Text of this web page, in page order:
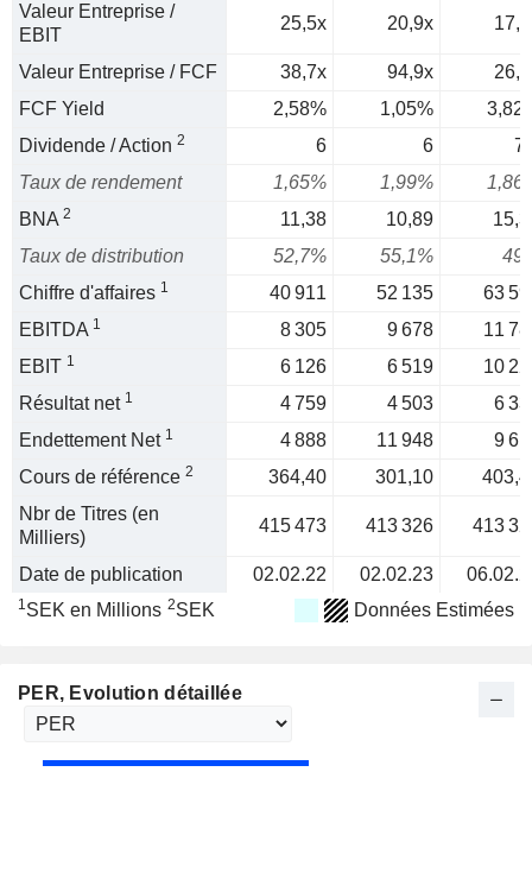
Valeur Entreprise /
EBIT
25,5x 20,9x
Valeur Entreprise / FCF 38,7x 94,9x
FCF Yield
2,58% 1,05%
Dividende / Action 2 6 6
Taux de rendement
1,65% 1,99%
BNA 2 11,38 10,89
Taux de distribution
52,7% 55,1%
Chiffre d'affaires 1 40 911 52 135
63
EBITDA 1 8 305 9 678
11
EBIT 1 6 126 6 519
10
Résultat net 1 4 759 4 503
6
Endettement Net 1 4 888 11 948
9
Cours de référence 2 364,40 301,10
Nbr de Titres (en
Milliers)
415 473 413 326 413
Date de publication 02.02.22 02.02.23
1SEK en Millions 2SEK Données Estimées
PER, Evolution détaillée